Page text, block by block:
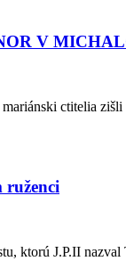
V
ctitelia
ruženci
ktorú J.P.II